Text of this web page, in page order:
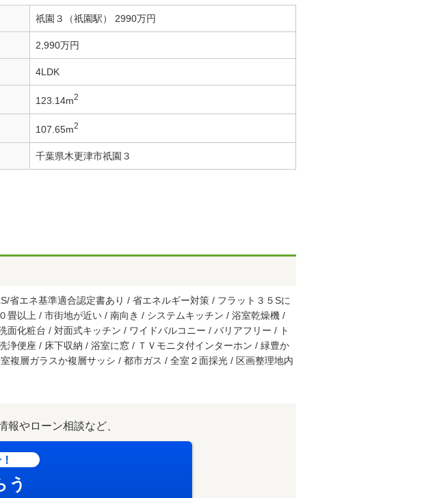
祇園３（祇園駅） 2990万円
2,990万円
4LDK
123.14m2
107.65m2
千葉県木更津市祇園３
省エネ基準適合認定書あり / 省エネルギー対策 / フラット３５Sに
以上 / 市街地が近い / 南向き / システムキッチン / 浴室乾燥機 /
化粧台 / 対面式キッチン / ワイドバルコニー / バリアフリー / ト
便座 / 床下収納 / 浴室に窓 / ＴＶモニタ付インターホン / 緑豊か
複層ガラスか複層サッシ / 都市ガス / 全室２面採光 / 区画整理地内
報やローン相談など、
う